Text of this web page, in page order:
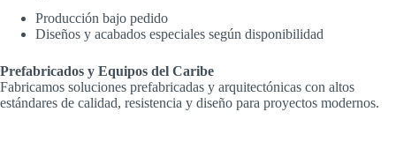
Producción bajo pedido
Diseños y acabados especiales según disponibilidad
Prefabricados y Equipos del Caribe
Fabricamos soluciones prefabricadas y arquitectónicas con altos
estándares de calidad, resistencia y diseño para proyectos modernos.